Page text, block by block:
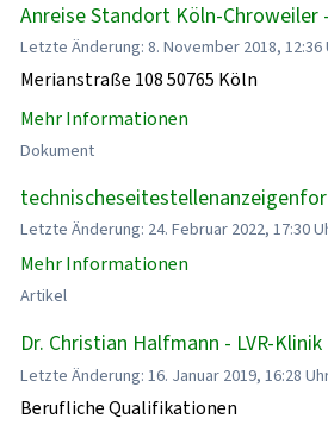
Anreise Standort Köln-Chroweiler
Letzte Änderung: 8. November 2018, 12:36
Merianstraße 108 50765 Köln
Mehr Informationen
Dokument
Letzte Änderung: 24. Februar 2022, 17:30
Mehr Informationen
Artikel
Dr. Christian Halfmann - LVR-
Letzte Änderung: 16. Januar 2019, 16:28
Berufliche Qualifikationen